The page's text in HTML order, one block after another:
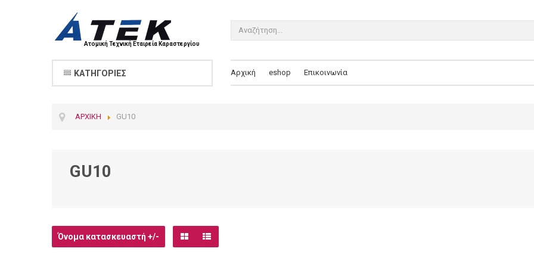
Ατομική Τεχνική Εταιρεία Καραστεργίου
ΚΑΤΗΓΟΡΊΕΣ Αρχική eshop Επικοινωνία
ΑΡΧΙΚΉ GU10
GU10
Όνομα κατασκευαστή +/-